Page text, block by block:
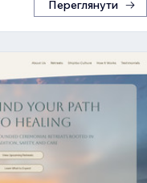
Переглянути